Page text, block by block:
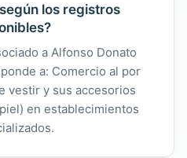
los registros
a Alfonso Donato
a: Comercio al por
vestir y sus accesorios
en establecimientos